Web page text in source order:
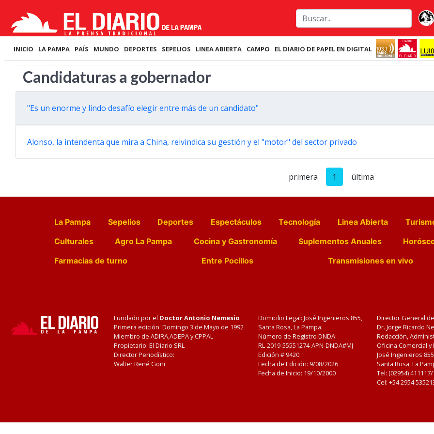
INICIO LA PAMPA PAÍS MUNDO DEPORTES SEPELIOS LINEA ABIERTA CAMPO EL DIARIO DE PAPEL EN DIGITAL
Candidaturas a gobernador
"Es un enorme y lindo desafío elegir entre más de un candidato"
Alonso, la intendenta que mira a China, reivindica su gestión y el "motor" del sector privado
primera 1 última
La Pampa Sepelios Deportes Espectáculos Tecnología Linea Abierta
Culturales
Agro La Pampa Cocina y Gastronomía Suplementos Anuales
Farmacias de turno
Entre Pocillos Transmisiones en vivo
Fundado por el Doctor Antonio Nemesio
Primera edición: Domingo 3 de Mayo de 1992
Miembro de ADIRA,ADEPA y CPPAL
Propietario: El Diario SRL
Director Periodístico:
Walter René Goñi
Domicilio Legal: José Ingenieros 855,
Santa Rosa, La Pampa.
Número de Registro DNDA:
RL-2019-55551274-APN-DNDA#MJ
Edición # 9420
Fecha de Edición: 9/08/2026
Fecha de Inicio: 19/10/2000
Director General
Dr. Jorge Ricardo
Redacción,
Oficina Comercial
José Ingenieros
Santa Rosa, La
Tel: (02954)
Cel: +54 2954